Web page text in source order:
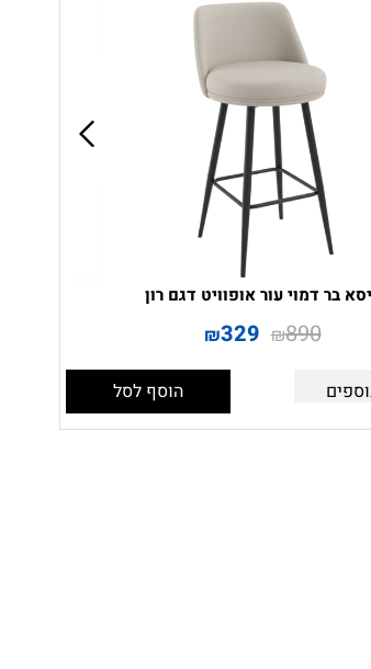
בר דמוי עור אופוויט דגם רון
₪890
₪329
הוסף לסל